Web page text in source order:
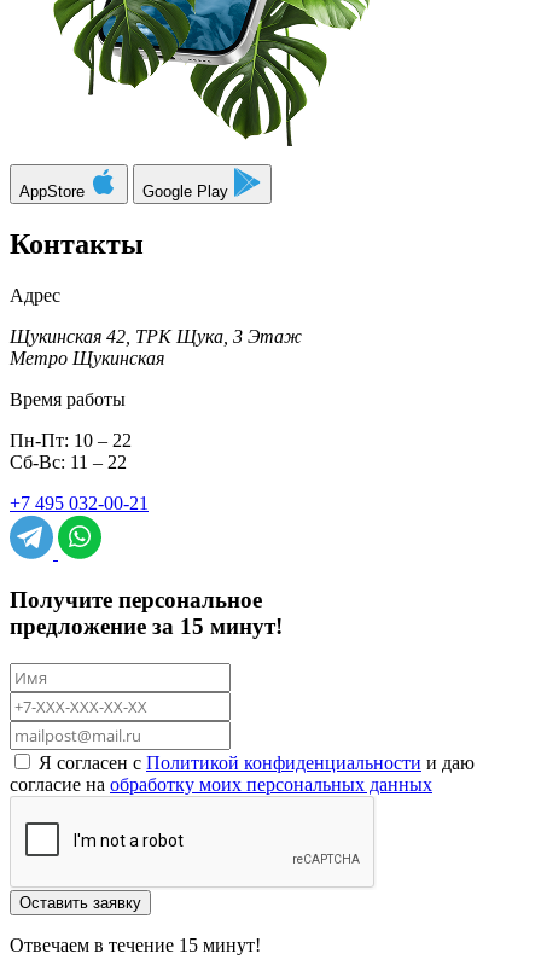
AppStore Google Play
Контакты
Адрес
Щукинская 42, ТРК Щука, 3 Этаж
Метро Щукинская
Время работы
Пн-Пт: 10 – 22
Сб-Вс: 11 – 22
+7 495 032-00-21
Получите персональное
предложение за 15 минут!
Я согласен с Политикой конфиденциальности и даю
согласие на обработку моих персональных данных
Оставить заявку
Отвечаем в течение 15 минут!